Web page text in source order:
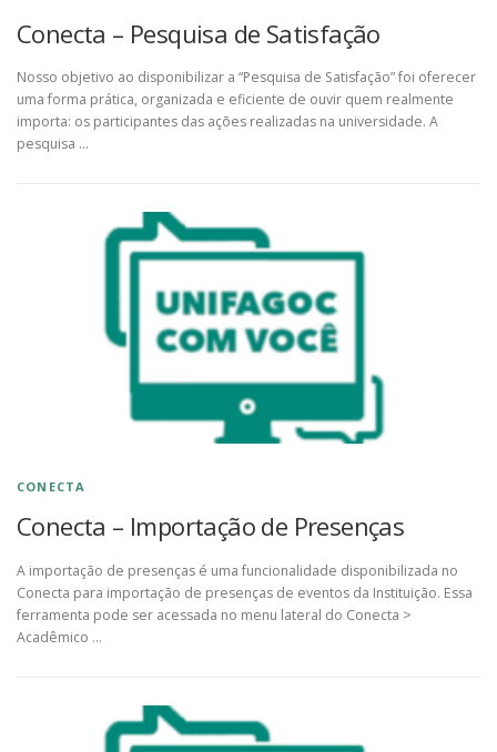
Conecta – Pesquisa de Satisfação
Nosso objetivo ao disponibilizar a “Pesquisa de Satisfação” foi oferecer
uma forma prática, organizada e eficiente de ouvir quem realmente
importa: os participantes das ações realizadas na universidade. A
pesquisa …
CONECTA
Conecta – Importação de Presenças
A importação de presenças é uma funcionalidade disponibilizada no
Conecta para importação de presenças de eventos da Instituição. Essa
ferramenta pode ser acessada no menu lateral do Conecta >
Acadêmico …